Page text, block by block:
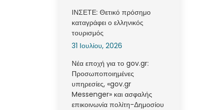
ΙΝΣΕΤΕ: Θετικό πρόσημο
καταγράφει ο ελληνικός
τουρισμός
31 Ιουλίου, 2026
Νέα εποχή για το gov.gr:
Προσωποποιημένες
υπηρεσίες, «gov.gr
Messenger» και ασφαλής
επικοινωνία πολίτη-Δημοσίου